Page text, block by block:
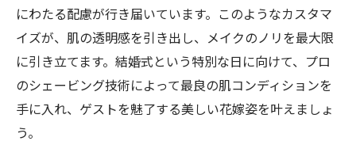
にわたる配慮が行き届いています。このようなカスタマ
イズが、肌の透明感を引き出し、メイクのノリを最大限
に引き立てます。結婚式という特別な日に向けて、プロ
のシェービング技術によって最良の肌コンディションを
手に入れ、ゲストを魅了する美しい花嫁姿を叶えましょ
う。